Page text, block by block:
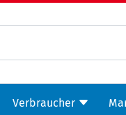
Verbraucher